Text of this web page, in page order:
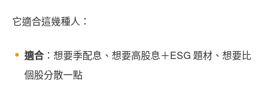
它適合這幾種人：
適合 ：想要季配息、想要高股息＋ESG 題材、想要比
個股分散一點